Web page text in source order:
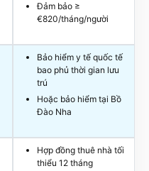
Đảm bảo ≥
€820/tháng/người
Bảo hiểm y tế quốc tế
bao phủ thời gian lưu
trú
Hoặc bảo hiểm tại Bồ
Đào Nha
Hợp đồng thuê nhà tối
thiểu 12 tháng